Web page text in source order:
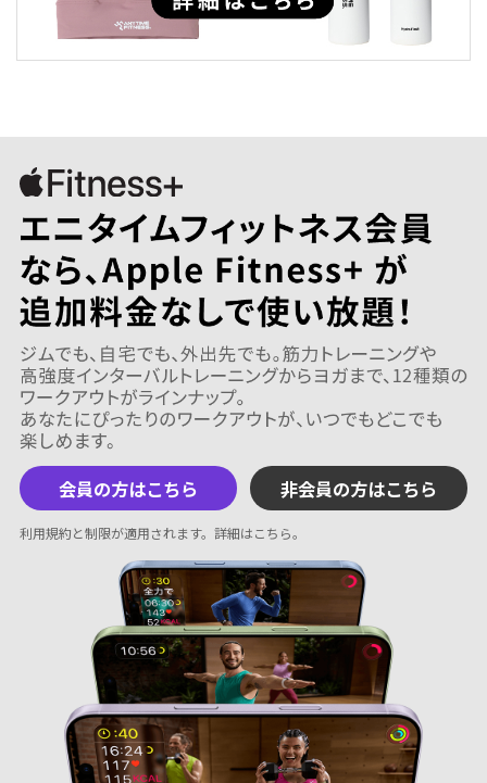
会員の方はこちら 非会員の方はこちら
利用規約と制限が適用されます。 詳細はこちら。